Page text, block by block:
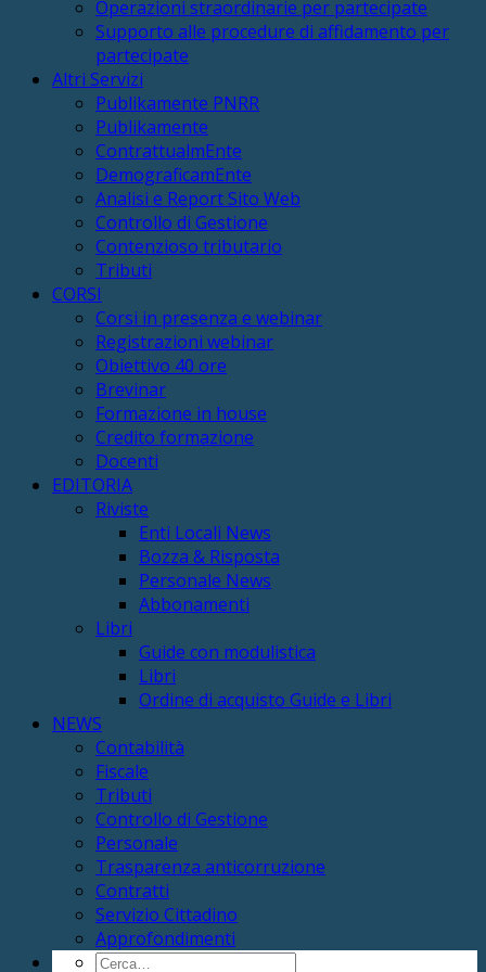
Operazioni straordinarie per partecipate
Supporto alle procedure di affidamento per
partecipate
Altri Servizi
Publikamente PNRR
Publikamente
ContrattualmEnte
DemograficamEnte
Analisi e Report Sito Web
Controllo di Gestione
Contenzioso tributario
Tributi
CORSI
Corsi in presenza e webinar
Registrazioni webinar
Obiettivo 40 ore
Brevinar
Formazione in house
Credito formazione
Docenti
EDITORIA
Riviste
Enti Locali News
Bozza & Risposta
Personale News
Abbonamenti
Libri
Guide con modulistica
Libri
Ordine di acquisto Guide e Libri
NEWS
Contabilità
Fiscale
Tributi
Controllo di Gestione
Personale
Trasparenza anticorruzione
Contratti
Servizio Cittadino
Approfondimenti
Cerca: